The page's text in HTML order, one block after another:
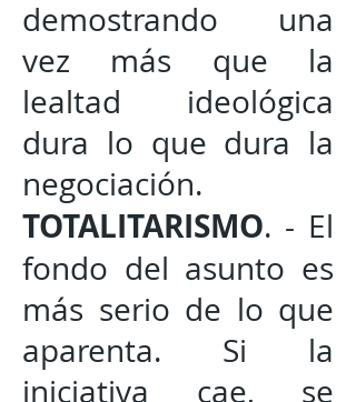
demostrando una
vez más que la
lealtad ideológica
dura lo que dura la
negociación.
TOTALITARISMO. - El
fondo del asunto es
más serio de lo que
aparenta. Si la
iniciativa cae, se